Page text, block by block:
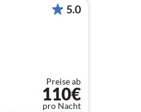
5.0
Preise ab
110€
pro Nacht